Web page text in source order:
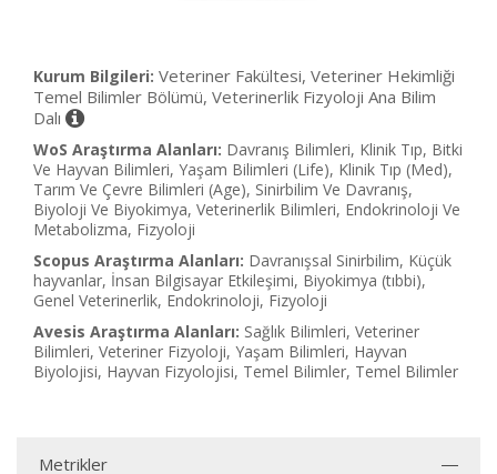
Kurum Bilgileri: Veteriner Fakültesi, Veteriner Hekimliği
Temel Bilimler Bölümü, Veterinerlik Fizyoloji Ana Bilim
Dalı
WoS Araştırma Alanları: Davranış Bilimleri, Klinik Tıp, Bitki
Ve Hayvan Bilimleri, Yaşam Bilimleri (Life), Klinik Tıp (Med),
Tarım Ve Çevre Bilimleri (Age), Sinirbilim Ve Davranış,
Biyoloji Ve Biyokimya, Veterinerlik Bilimleri, Endokrinoloji Ve
Metabolizma, Fizyoloji
Scopus Araştırma Alanları: Davranışsal Sinirbilim, Küçük
hayvanlar, İnsan Bilgisayar Etkileşimi, Biyokimya (tıbbi),
Genel Veterinerlik, Endokrinoloji, Fizyoloji
Avesis Araştırma Alanları: Sağlık Bilimleri, Veteriner
Bilimleri, Veteriner Fizyoloji, Yaşam Bilimleri, Hayvan
Biyolojisi, Hayvan Fizyolojisi, Temel Bilimler, Temel Bilimler
Metrikler